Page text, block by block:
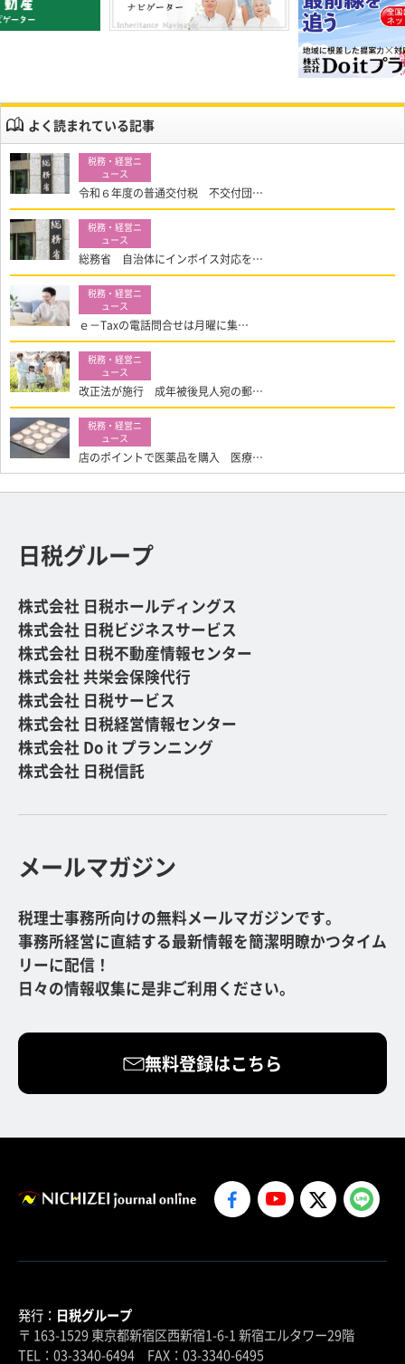
よく読まれている記事
令和６年度の普通交付税 不交付団…
総務省 自治体にインボイス対応を…
ｅ－Taxの電話問合せは月曜に集…
改正法が施行 成年被後見人宛の郵…
店のポイントで医薬品を購入 医療…
日税グループ
株式会社 日税ホールディングス
株式会社 日税ビジネスサービス
株式会社 日税不動産情報センター
株式会社 共栄会保険代行
株式会社 日税サービス
株式会社 日税経営情報センター
株式会社 Do it プランニング
株式会社 日税信託
メールマガジン
税理士事務所向けの無料メールマガジンです。
事務所経営に直結する最新情報を簡潔明瞭かつタイム
リーに配信！
日々の情報収集に是非ご利用ください。
無料登録はこちら
発行： 日税グループ
〒 163-1529 東京都新宿区西新宿1-6-1 新宿エルタワー29階
TEL：03-3340-6494 FAX：03-3340-6495